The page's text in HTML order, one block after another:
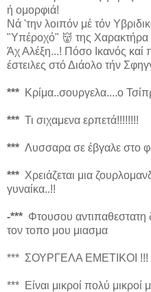
ή ομορφιά!
Νά 'την λοιπόν μέ τόν
"Υπέροχό" 👹 της Χαρακτήρα
Άχ Αλέξη...! Πόσο Ικανός καί
έστειλες στό Διάολο τήν
*** Κρίμα..σουργελα....ο
*** Τι σιχαμενα ερπετά!!!!!!!!
*** Λυσσαρα σε έβγαλε στο
*** Χρειάζεται μια
γυναίκα..!!
-*** Φτουσου αντιπαθεστατη
τον τοπο μου μιασμα
*** ΣΟΥΡΓΕΛΑ ΕΜΕΤΙΚΟΙ !!!
*** Είναι μικροί πολύ μικροί